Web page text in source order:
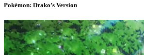
Pokémon: Drako’s Version